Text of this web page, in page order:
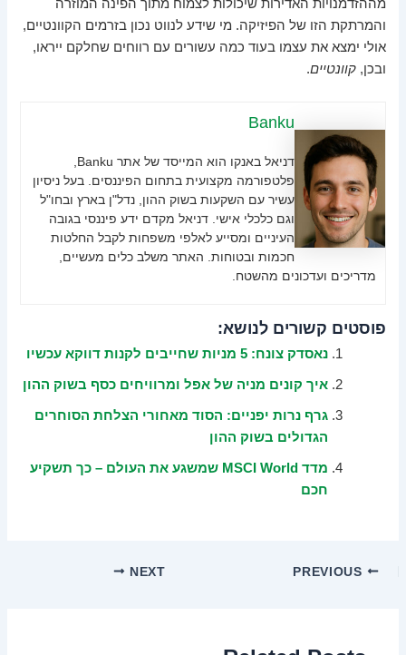
מההזדמנויות האדירות שיכולות לצמוח מתוך הפינה המוזרה
והמרתקת הזו של הפיזיקה. מי שידע לנווט נכון בזרמים הקוונטיים,
אולי ימצא את עצמו בעוד כמה עשורים עם רווחים שחלקם ייראו,
ובכן,קוונטיים.
Banku
פלטפורמה מקצועית בתחום הפיננסים. בעל ניסיון
עשיר עם השקעות בשוק ההון, נדל"ן בארץ ובחו"ל
וגם כלכלי אישי. דניאל מקדם ידע פיננסי בגובה
העיניים ומסייע לאלפי משפחות לקבל החלטות
חכמות ובטוחות. האתר משלב כלים מעשיים,
מדריכים ועדכונים מהשטח.
פוסטים קשורים לנושא:
נאסדק צונח: 5 מניות שחייבים לקנות דווקא עכשיו
איך קונים מניה של אפל ומרוויחים כסף בשוק ההון
גרף נרות יפניים: הסוד מאחורי הצלחת הסוחרים
הגדולים בשוק ההון
מדד MSCI World שמשגע את העולם – כך תשקיע
חכם
NEXT